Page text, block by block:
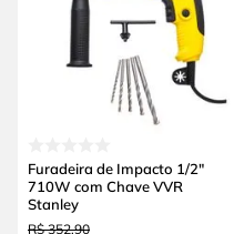
Furadeira de Impacto 1/2"
710W com Chave VVR
Stanley
R$ 352,90